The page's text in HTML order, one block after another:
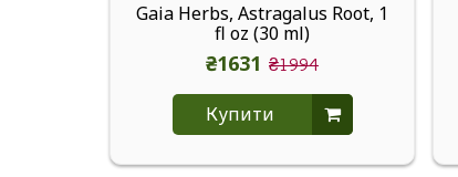
Gaia Herbs, Astragalus Root, 1
fl oz (30 ml)
₴1631 ₴1994
Купити